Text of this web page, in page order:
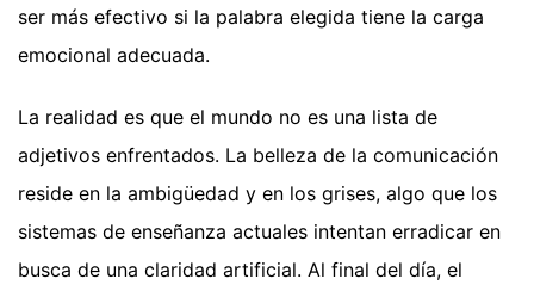
ser más efectivo si la palabra elegida tiene la carga
emocional adecuada.
La realidad es que el mundo no es una lista de
adjetivos enfrentados. La belleza de la comunicación
reside en la ambigüedad y en los grises, algo que los
sistemas de enseñanza actuales intentan erradicar en
busca de una claridad artificial. Al final del día, el